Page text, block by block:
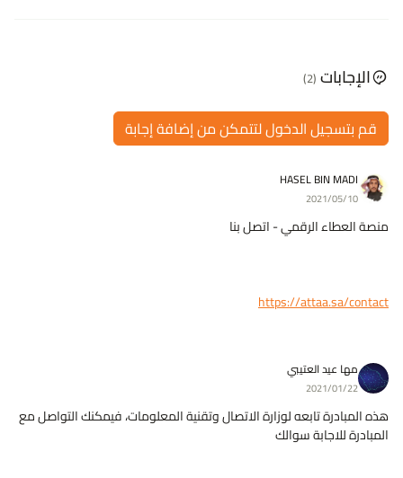
الإجابات (2)
قم بتسجيل الدخول لتتمكن من إضافة إجابة
HASEL BIN MADI
2021/05/10
منصة العطاء الرقمي - اتصل بنا
https://attaa.sa/contact
مها عيد العتيبي
2021/01/22
هذه المبادرة تابعه لوزارة الاتصال وتقنية المعلومات، فيمكنك التواصل مع
المبادرة للاجابة سوالك